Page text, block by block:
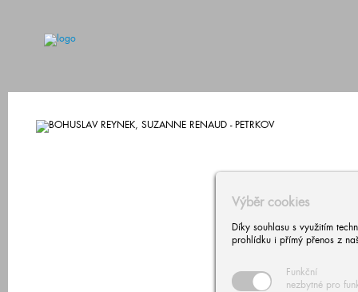
Výběr cookies
Díky souhlasu s využitím
prohlídku i přímý přenos z
Funkční
nezbytné pro